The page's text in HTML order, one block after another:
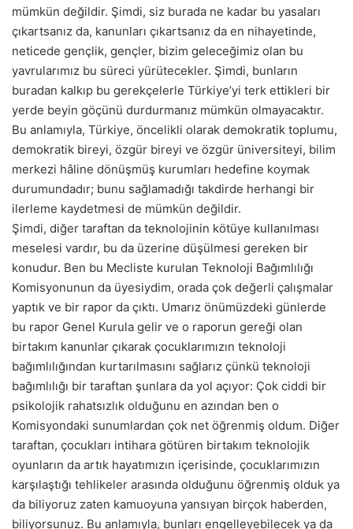
mümkün değildir. Şimdi, siz burada ne kadar bu yasaları
çıkartsanız da, kanunları çıkartsanız da en nihayetinde,
neticede gençlik, gençler, bizim geleceğimiz olan bu
yavrularımız bu süreci yürütecekler. Şimdi, bunların
buradan kalkıp bu gerekçelerle Türkiye’yi terk ettikleri bir
yerde beyin göçünü durdurmanız mümkün olmayacaktır.
Bu anlamıyla, Türkiye, öncelikli olarak demokratik toplumu,
demokratik bireyi, özgür bireyi ve özgür üniversiteyi, bilim
merkezi hâline dönüşmüş kurumları hedefine koymak
durumundadır; bunu sağlamadığı takdirde herhangi bir
ilerleme kaydetmesi de mümkün değildir.
Şimdi, diğer taraftan da teknolojinin kötüye kullanılması
meselesi vardır, bu da üzerine düşülmesi gereken bir
konudur. Ben bu Mecliste kurulan Teknoloji Bağımlılığı
Komisyonunun da üyesiydim, orada çok değerli çalışmalar
yaptık ve bir rapor da çıktı. Umarız önümüzdeki günlerde
bu rapor Genel Kurula gelir ve o raporun gereği olan
birtakım kanunlar çıkarak çocuklarımızın teknoloji
bağımlılığından kurtarılmasını sağlarız çünkü teknoloji
bağımlılığı bir taraftan şunlara da yol açıyor: Çok ciddi bir
psikolojik rahatsızlık olduğunu en azından ben o
Komisyondaki sunumlardan çok net öğrenmiş oldum. Diğer
taraftan, çocukları intihara götüren birtakım teknolojik
oyunların da artık hayatımızın içerisinde, çocuklarımızın
karşılaştığı tehlikeler arasında olduğunu öğrenmiş olduk ya
da biliyoruz zaten kamuoyuna yansıyan birçok haberden,
biliyorsunuz. Bu anlamıyla, bunları engelleyebilecek ya da